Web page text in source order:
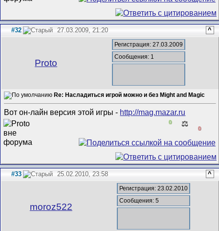
#32 27.03.2009, 21:20 ^
Proto
Регистрация: 27.03.2009
Сообщения: 1
Re: Насладиться игрой можно и без Might and Magic
Вот он-лайн версия этой игры - http://mag.mazar.ru
0 ⚖️
0
#33 25.02.2010, 23:58 ^
moroz522
Регистрация: 23.02.2010
Сообщения: 5